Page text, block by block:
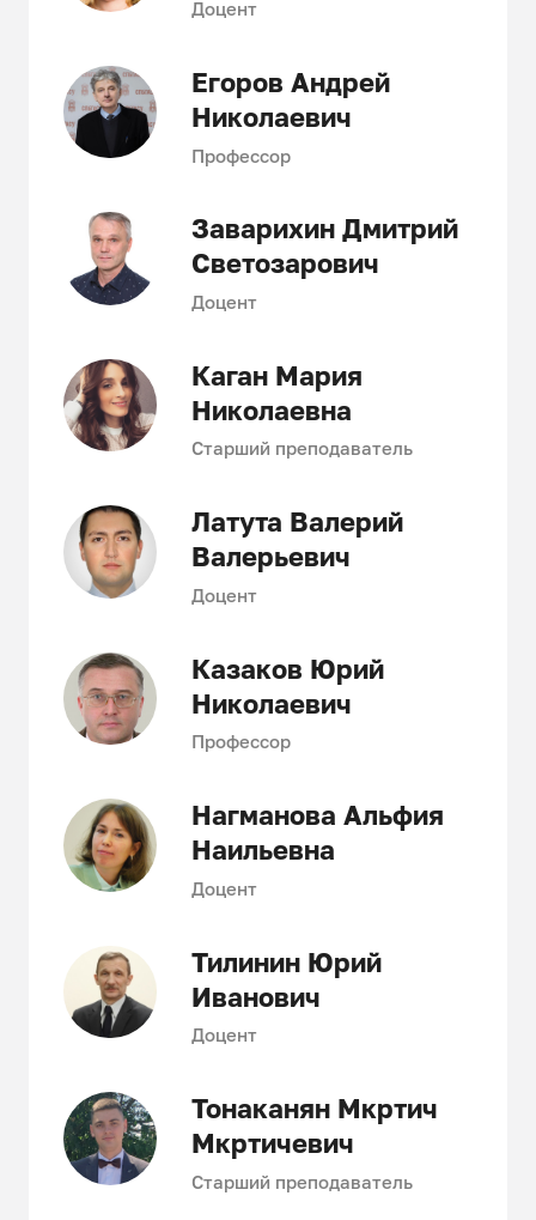
инспекции, центре судебной
Доцент
Егоров Андрей
Николаевич
Профессор
Заварихин Дмитрий
Светозарович
Доцент
Каган Мария
Николаевна
Старший преподаватель
Латута Валерий
Валерьевич
Доцент
Казаков Юрий
Николаевич
Профессор
Нагманова Альфия
Наильевна
Доцент
Тилинин Юрий
Иванович
Доцент
Тонаканян Мкртич
Мкртичевич
Старший преподаватель